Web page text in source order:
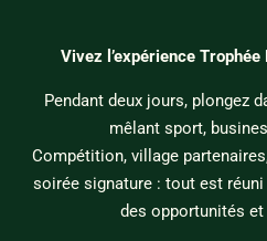
Vivez l’expérience
Pendant deux jours, plongez
mêlant sport,
Compétition, village
soirée signature : tout est
des opportunités